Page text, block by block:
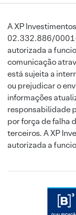
A XP
02.332.886/
autorizada a
comunicação
está sujeita a
ou prejudicar o
informações
responsabilidade
por força de falha
terceiros. A XP
autorizada a